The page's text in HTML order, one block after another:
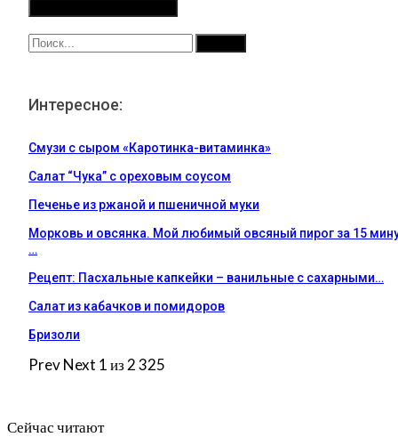
Интересное:
Смузи с сыром «Каротинка-витаминка»
Салат “Чука” с ореховым соусом
Печенье из ржаной и пшеничной муки
Морковь и овсянка. Мой любимый овсяный пирог за 15
…
Рецепт: Пасхальные капкейки – ванильные с сахарными…
Салат из кабачков и помидоров
Бризоли
PrevNext 1 из 2 325
Сейчас читают